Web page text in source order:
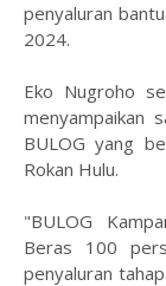
penyaluran
2024.
Eko Nugroho
menyampaikan
BULOG yang
Rokan Hulu.
"BULOG
Beras 100
penyaluran